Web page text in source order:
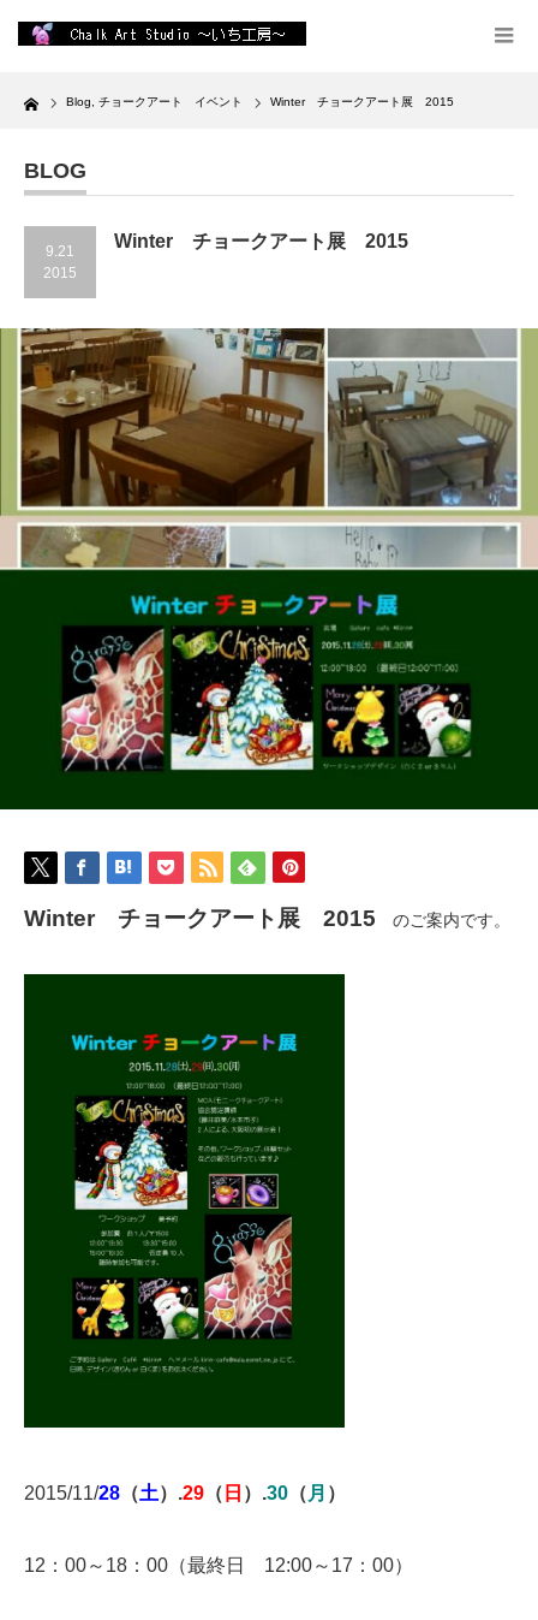
Home Blog チョークアート イベント Winter チョークアート展 2015
BLOG
9.21
2015
Winter チョークアート展 2015
Winter チョークアート展 2015 のご案内です。
2015/11/28 （土）.29 （ 日 ）.30 （ 月 ）
12：00～18：00（最終日 12:00～17：00）